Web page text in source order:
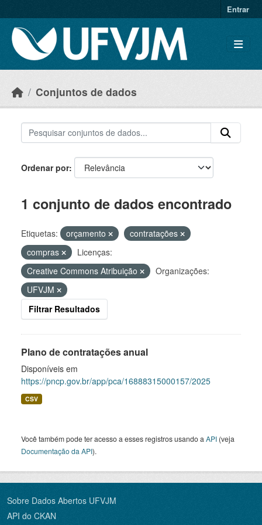
Entrar
Conjuntos de dados
Ordenar por
1 conjunto de dados encontrado
Etiquetas: orçamento
contratações
compras
Licenças:
Creative Commons Atribuição
Organizações:
UFVJM
Filtrar Resultados
Plano de contratações anual
Disponíveis em
https://pncp.gov.br/app/pca/16888315000157/2025
CSV
Você também pode ter acesso a esses registros usando a API (veja
Documentação da API).
Sobre Dados Abertos UFVJM
API do CKAN